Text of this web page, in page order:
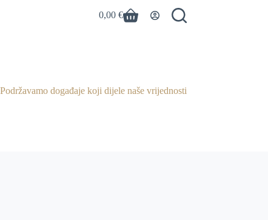
Košarica
0,00 €
Podržavamo događaje koji dijele naše vrijednosti